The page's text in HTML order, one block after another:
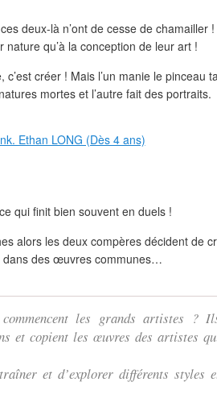
deux-là n’ont de cesse de chamailler
qu’à la conception de leur art !
créer ! Mais l’un manie le pinceau
mortes et l’autre fait des portraits.
qui finit bien souvent en duels !
alors les deux compères décident de
dans des œuvres communes…
les grands artistes ?
et copient les œuvres des artistes
et d’explorer différents styles